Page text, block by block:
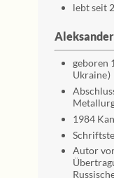
lebt seit
geboren
Ukraine )
1984
Autor